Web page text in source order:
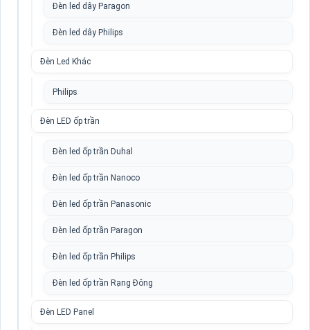
Đèn led dây Paragon
Đèn led dây Philips
Đèn Led Khác
Philips
Đèn LED ốp trần
Đèn led ốp trần Duhal
Đèn led ốp trần Nanoco
Đèn led ốp trần Panasonic
Đèn led ốp trần Paragon
Đèn led ốp trần Philips
Đèn led ốp trần Rạng Đông
Đèn LED Panel